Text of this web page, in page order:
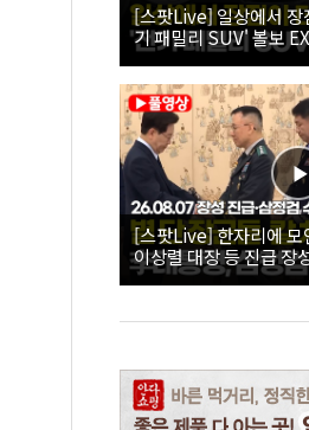
[스팟Live] 일상에서 장
기 패밀리 SUV' 볼보
[스팟Live] 한자리에
이상렬 대장 등 진급 장
직접 수여｜26.08.07